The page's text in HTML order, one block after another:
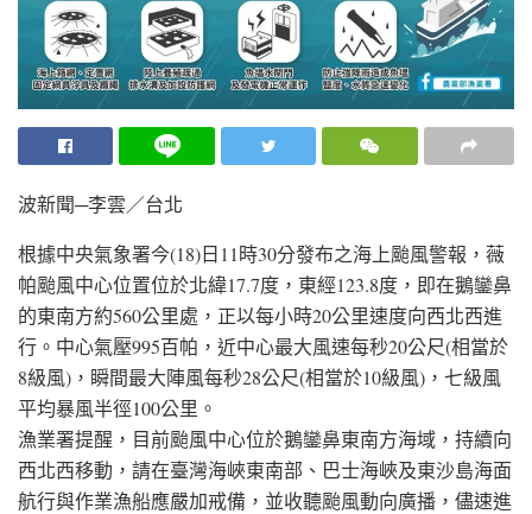
波新聞─李雲／台北
根據中央氣象署今(18)日11時30分發布之海上颱風警報，薇
帕颱風中心位置位於北緯17.7度，東經123.8度，即在鵝鑾鼻
的東南方約560公里處，正以每小時20公里速度向西北西進
行。中心氣壓995百帕，近中心最大風速每秒20公尺(相當於
8級風)，瞬間最大陣風每秒28公尺(相當於10級風)，七級風
平均暴風半徑100公里。
漁業署提醒，目前颱風中心位於鵝鑾鼻東南方海域，持續向
西北西移動，請在臺灣海峽東南部、巴士海峽及東沙島海面
航行與作業漁船應嚴加戒備，並收聽颱風動向廣播，儘速進